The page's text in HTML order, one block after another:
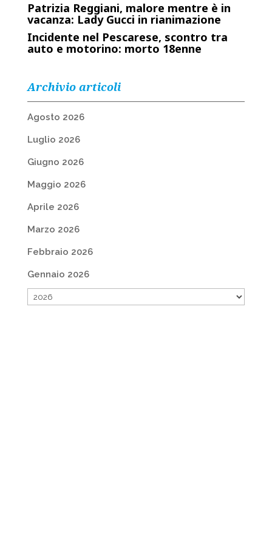
Patrizia Reggiani, malore mentre è in
vacanza: Lady Gucci in rianimazione
Incidente nel Pescarese, scontro tra
auto e motorino: morto 18enne
Archivio articoli
Agosto 2026
Luglio 2026
Giugno 2026
Maggio 2026
Aprile 2026
Marzo 2026
Febbraio 2026
Gennaio 2026